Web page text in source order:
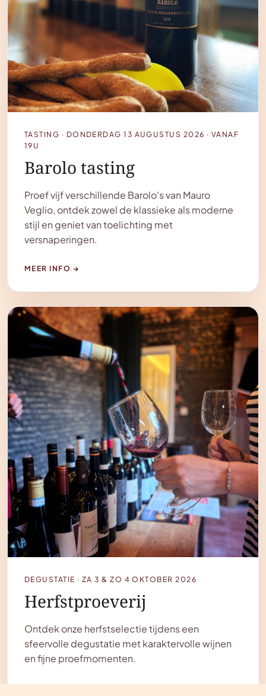
TASTING · DONDERDAG 13 AUGUSTUS 2026 · VANAF
19U
Barolo tasting
Proef vijf verschillende Barolo's van Mauro
Veglio, ontdek zowel de klassieke als moderne
stijl en geniet van toelichting met
versnaperingen.
MEER INFO →
DEGUSTATIE · ZA 3 & ZO 4 OKTOBER 2026
Herfstproeverij
Ontdek onze herfstselectie tijdens een
sfeervolle degustatie met karaktervolle wijnen
en fijne proefmomenten.
MEER INFO→